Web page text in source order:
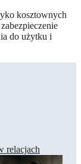
kosztownych
do użytku i
relacjach